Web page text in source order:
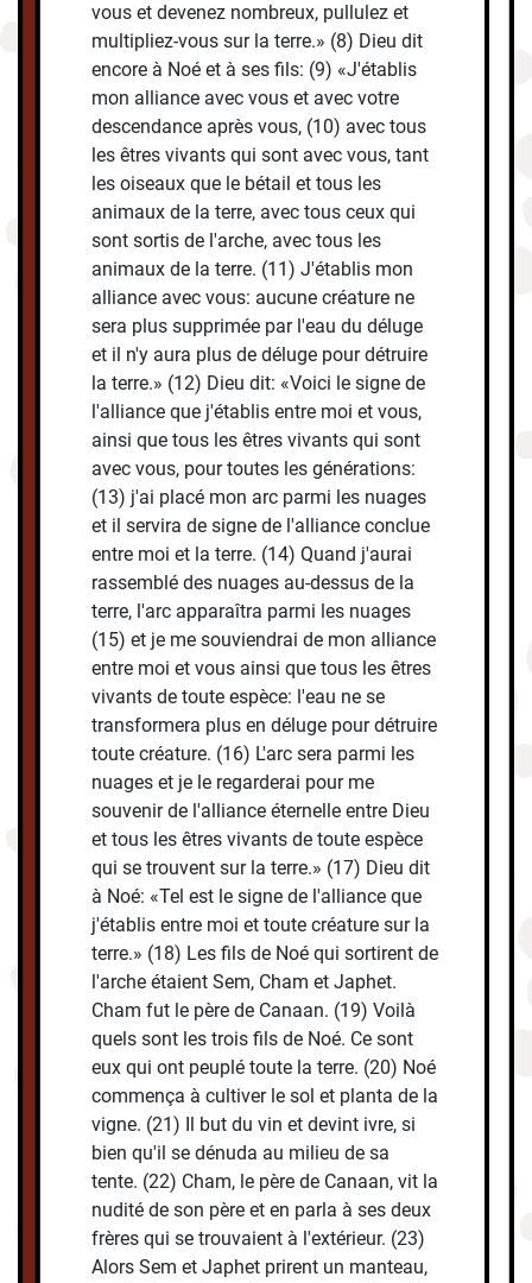
vous et devenez nombreux, pullulez et
multipliez-vous sur la terre.» (8) Dieu dit
encore à Noé et à ses fils: (9) «J'établis
mon alliance avec vous et avec votre
descendance après vous, (10) avec tous
les êtres vivants qui sont avec vous, tant
les oiseaux que le bétail et tous les
animaux de la terre, avec tous ceux qui
sont sortis de l'arche, avec tous les
animaux de la terre. (11) J'établis mon
alliance avec vous: aucune créature ne
sera plus supprimée par l'eau du déluge
et il n'y aura plus de déluge pour détruire
la terre.» (12) Dieu dit: «Voici le signe de
l'alliance que j'établis entre moi et vous,
ainsi que tous les êtres vivants qui sont
avec vous, pour toutes les générations:
(13) j'ai placé mon arc parmi les nuages
et il servira de signe de l'alliance conclue
entre moi et la terre. (14) Quand j'aurai
rassemblé des nuages au-dessus de la
terre, l'arc apparaîtra parmi les nuages
(15) et je me souviendrai de mon alliance
entre moi et vous ainsi que tous les êtres
vivants de toute espèce: l'eau ne se
transformera plus en déluge pour détruire
toute créature. (16) L'arc sera parmi les
nuages et je le regarderai pour me
souvenir de l'alliance éternelle entre Dieu
et tous les êtres vivants de toute espèce
qui se trouvent sur la terre.» (17) Dieu dit
à Noé: «Tel est le signe de l'alliance que
j'établis entre moi et toute créature sur la
terre.» (18) Les fils de Noé qui sortirent de
l'arche étaient Sem, Cham et Japhet.
Cham fut le père de Canaan. (19) Voilà
quels sont les trois fils de Noé. Ce sont
eux qui ont peuplé toute la terre. (20) Noé
commença à cultiver le sol et planta de la
vigne. (21) Il but du vin et devint ivre, si
bien qu'il se dénuda au milieu de sa
tente. (22) Cham, le père de Canaan, vit la
nudité de son père et en parla à ses deux
frères qui se trouvaient à l'extérieur. (23)
Alors Sem et Japhet prirent un manteau,